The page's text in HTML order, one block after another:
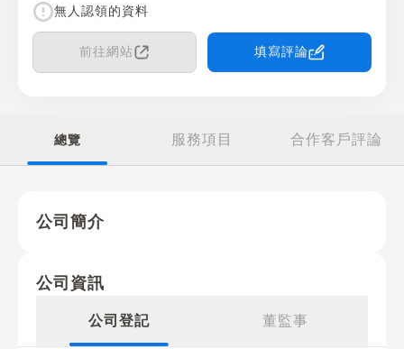
無人認領的資料
前往網站 填寫評論
總覽 服務項目 合作客戶評論
公司簡介
公司資訊
公司登記 董監事